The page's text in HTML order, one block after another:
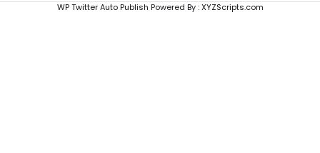
WP Twitter Auto Publish Powered By :XYZScripts.com